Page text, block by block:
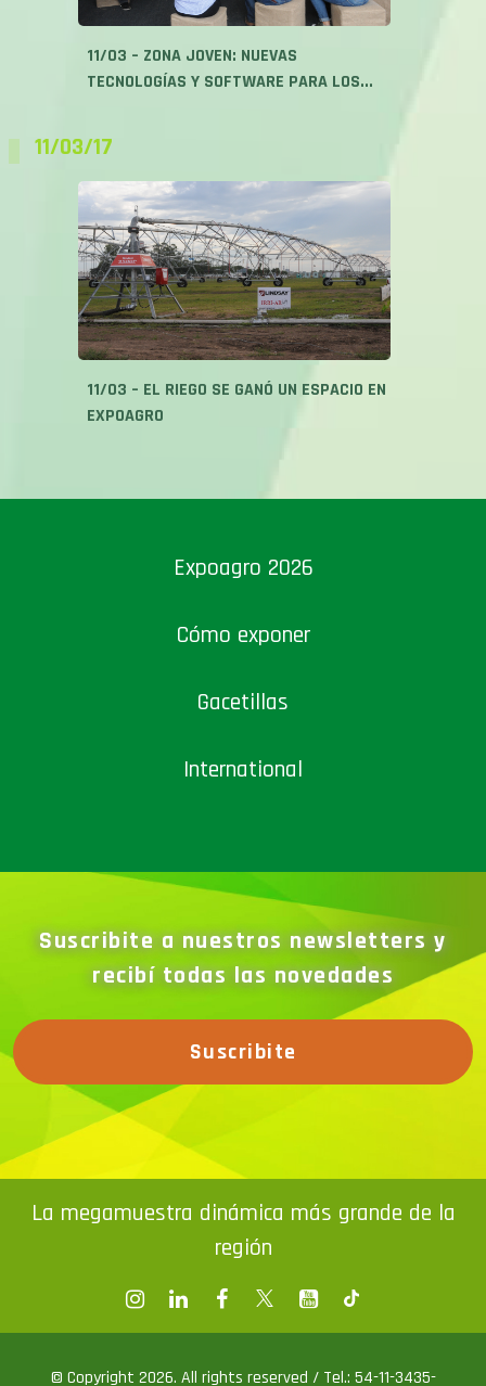
11/03 – ZONA JOVEN: NUEVAS
TECNOLOGÍAS Y SOFTWARE PARA LOS...
11/03/17
11/03 – EL RIEGO SE GANÓ UN ESPACIO EN
EXPOAGRO
Expoagro 2026
Cómo exponer
Gacetillas
International
Suscribite a nuestros newsletters y
recibí todas las novedades
Suscribite
La megamuestra dinámica más grande de la
región
© Copyright 2026. All rights reserved / Tel.: 54-11-3435-